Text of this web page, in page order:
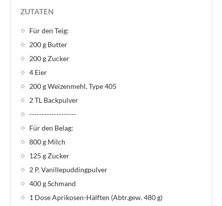
ZUTATEN
Für den Teig:
200 g Butter
200 g Zucker
4 Eier
200 g Weizenmehl, Type 405
2 TL Backpulver
-------------------
Für den Belag:
800 g Milch
125 g Zucker
2 P. Vanillepuddingpulver
400 g Schmand
1 Dose Aprikosen-Hälften (Abtr.gew. 480 g)